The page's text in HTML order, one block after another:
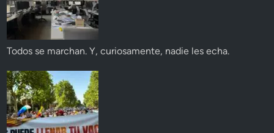
Todos se marchan. Y, curiosamente, nadie les echa.